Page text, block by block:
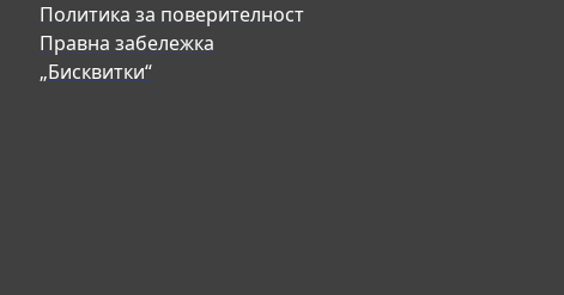
Политика за поверителност
Правна забележка
„Бисквитки“